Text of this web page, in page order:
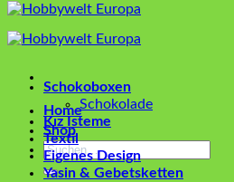
Home
Shop
Suchen
nach:
Schokoboxen
Schokolade
Kız İsteme
Textil
Eigenes Design
Yasin & Gebetsketten